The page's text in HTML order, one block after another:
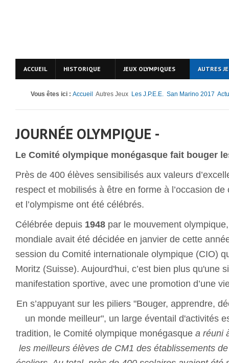
ACCUEIL HISTORIQUE JEUX OLYMPIQUES AUTRES
Vous êtes ici : Accueil Autres Jeux Les J.P.E.E. San Marino 2017
JOURNÉE OLYMPIQUE -
Le Comité olympique monégasque fait bouger
Près de 400 élèves sensibilisés aux valeurs
respect et mobilisés à être en forme à l’occasion
et l’olympisme ont été célébrés.
Célébrée depuis 1948 par le mouvement
mondiale avait été décidée en janvier de cette
session du Comité internationale olympique (CIO)
Moritz (Suisse). Aujourd'hui, c’est bien plus qu'une
manifestation sportive, avec une promotion d’une
En s’appuyant sur les piliers "Bouger, apprendre,
un monde meilleur", un large éventail d'activités
tradition, le Comité olympique monégasquea réuni
les meilleurs élèves de CM1 des établissements